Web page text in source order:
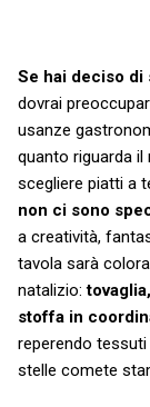
Se hai deciso di
dovrai
usanze
quanto riguarda il
scegliere piatti a
non ci sono
a creatività,
tavola sarà
natalizio:
stoffa in
reperendo
stelle comete